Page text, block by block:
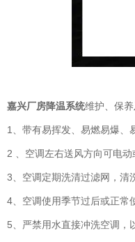
嘉兴厂房降温系统维护、保
1、带有易挥发、易燃易爆、
2 、空调左右送风方向可电
3、空调定期洗清过滤网，清
4、空调使用季节过后或正常
5、严禁用水直接冲洗空调，